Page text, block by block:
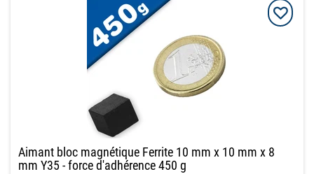
Aimant bloc magnétique Ferrite 10 mm x 10 mm x 8
mm Y35 - force d'adhérence 450 g